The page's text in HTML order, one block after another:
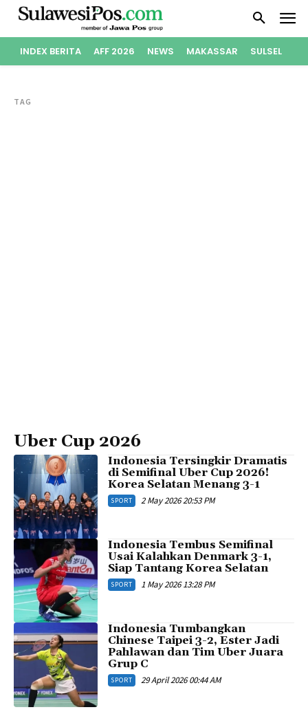
INDEX BERITA AFF 2026 NEWS MAKASSAR SULSEL
TAG
Uber Cup 2026
Indonesia Tersingkir Dramatis
di Semifinal Uber Cup 2026!
Korea Selatan Menang 3-1
SPORT 2 May 2026 20:53 PM
Indonesia Tembus Semifinal
Usai Kalahkan Denmark 3-1,
Siap Tantang Korea Selatan
SPORT 1 May 2026 13:28 PM
Indonesia Tumbangkan
Chinese Taipei 3-2, Ester Jadi
Pahlawan dan Tim Uber Juara
Grup C
SPORT 29 April 2026 00:44 AM